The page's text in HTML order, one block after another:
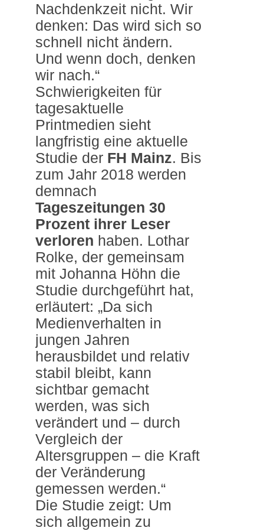
Nachdenkzeit nicht. Wir
denken: Das wird sich so
schnell nicht ändern.
Und wenn doch, denken
wir nach.“
Schwierigkeiten für
tagesaktuelle
Printmedien sieht
langfristig eine aktuelle
Studie der FH Mainz. Bis
zum Jahr 2018 werden
demnach
Tageszeitungen 30
Prozent ihrer Leser
verloren haben. Lothar
Rolke, der gemeinsam
mit Johanna Höhn die
Studie durchgeführt hat,
erläutert: „Da sich
Medienverhalten in
jungen Jahren
herausbildet und relativ
stabil bleibt, kann
sichtbar gemacht
werden, was sich
verändert und – durch
Vergleich der
Altersgruppen – die Kraft
der Veränderung
gemessen werden.“
Die Studie zeigt: Um
sich allgemein zu